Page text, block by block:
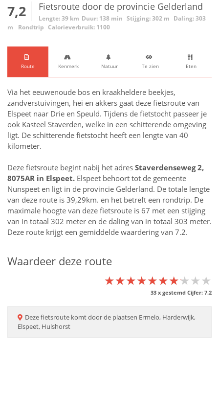
7,2 Fietsroute door de provincie Gelderland
Lengte: 39 km Duur: 138 min Stijging: 302 m Daling: 303
m
Rondtrip Calorieverbruik: 1100
Route Kenmerk Natuur Te zien Eten
Via het eeuwenoude bos en kraakheldere beekjes,
zandverstuivingen, hei en akkers gaat deze fietsroute van
Elspeet naar Drie en Speuld. Tijdens de fietstocht passeer je
ook Kasteel Staverden, welke in een schitterende omgeving
ligt. De schitterende fietstocht heeft een lengte van 40
kilometer.
Deze fietsroute begint nabij het adres Staverdenseweg 2,
8075AR in Elspeet. Elspeet behoort tot de gemeente
Nunspeet en ligt in de provincie Gelderland. De totale lengte
van deze route is 39,29km. en het betreft een rondtrip. De
maximale hoogte van deze fietsroute is 67 met een stijging
van in totaal 302 meter en de daling van in totaal 303 meter.
Deze route krijgt een gemiddelde waardering van 7.2.
Waardeer deze route
★★★★★★★★★★
★★★★★★★★★★
★★★★★★★★★★
33 x gestemd Cijfer: 7.2
Dezefietsroute komt door de plaatsen Ermelo, Harderwijk,
Elspeet, Hulshorst